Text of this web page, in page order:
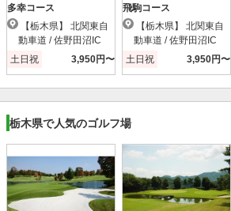
多幸コース
動車道 / 佐野田沼IC
土日祝
3,950円〜
飛駒コース
動車道 / 佐野田沼IC
土日祝
3,950円〜
栃木県で人気のゴルフ場